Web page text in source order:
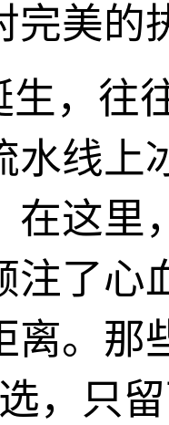
完美的
生，往
水线上
在这里
注了心
离。那
，只